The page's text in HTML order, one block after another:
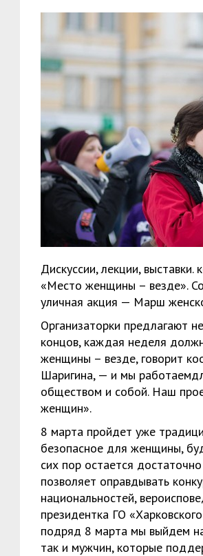
Дискуссии, лекции,
«Место женщины – везде».
уличная акция — Марш
Организаторки предлагают
концов, каждая неделя
женщины – везде, говорит
Шаригина, — и мы
обществом и собой. Наш
женщин».
8 марта пройдет уже
безопасное для женщины,
сих пор остается
позволяет оправдывать
национальностей,
президентка ГО
подряд 8 марта мы выйдем
так и мужчин, которые